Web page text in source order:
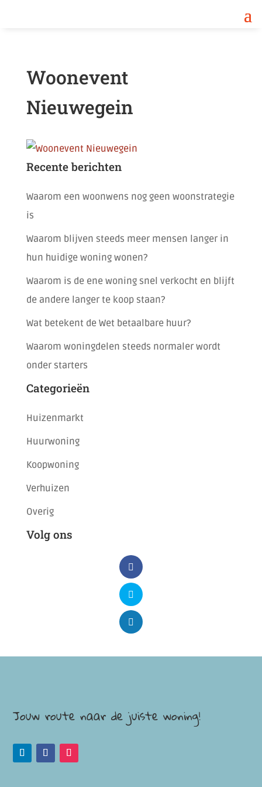
Woonevent
Nieuwegein
Recente berichten
Waarom een woonwens nog geen woonstrategie
is
Waarom blijven steeds meer mensen langer in
hun huidige woning wonen?
Waarom is de ene woning snel verkocht en blijft
de andere langer te koop staan?
Wat betekent de Wet betaalbare huur?
Waarom woningdelen steeds normaler wordt
onder starters
Categorieën
Huizenmarkt
Huurwoning
Koopwoning
Verhuizen
Overig
Volg ons
Jouw route naar de juiste woning!